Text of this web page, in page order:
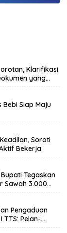
Klarifikasi
yang
Bebi Siap Maju
Soroti
Bekerja
Tegaskan
Sawah 3.000
Pengaduan
Pelan-